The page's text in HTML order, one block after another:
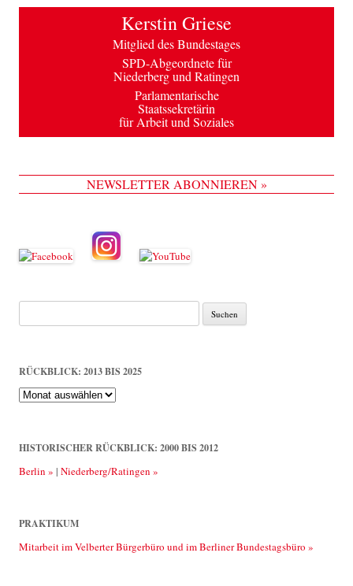
Kerstin Griese
Mitglied des Bundestages
SPD-Abgeordnete für
Niederberg und Ratingen
Parlamentarische
Staatssekretärin
für Arbeit und Soziales
NEWSLETTER ABONNIEREN »
Suche
nach:
RÜCKBLICK: 2013 BIS 2025
Rückblick:
2013
HISTORISCHER RÜCKBLICK: 2000 BIS 2012
Berlin » | Niederberg/Ratingen »
PRAKTIKUM
Mitarbeit im Velberter Bürgerbüro und im Berliner Bundestagsbüro »